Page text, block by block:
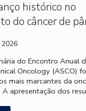
histórico no
do câncer de
do Encontro Anual
Oncology (ASCO)
mais marcantes da
A apresentação dos